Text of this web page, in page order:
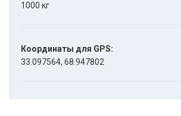
1000 кг
Координаты для GPS:
33.097564, 68.947802